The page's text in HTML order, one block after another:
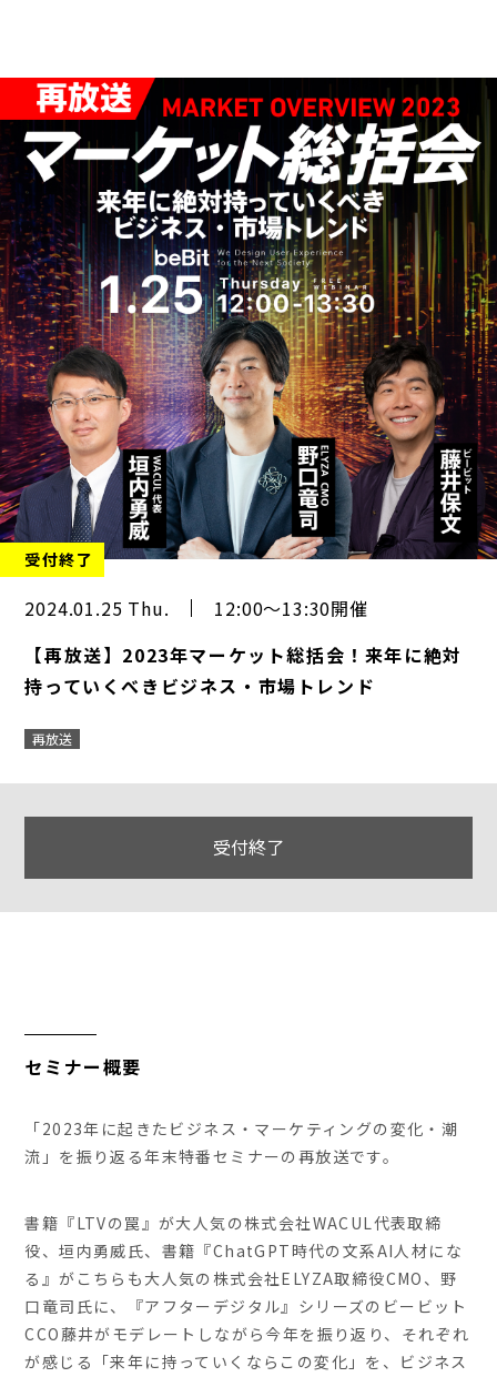
受付終了
2024.01.25 Thu.
12:00～13:30開催
【再放送】2023年マーケット総括会！来年に絶対
持っていくべきビジネス・市場トレンド
再放送
受付終了
セミナー概要
「2023年に起きたビジネス・マーケティングの変化・潮
流」を振り返る年末特番セミナーの再放送です。
書籍『LTVの罠』が大人気の株式会社WACUL代表取締
役、垣内勇威氏、書籍『ChatGPT時代の文系AI人材にな
る』がこちらも大人気の株式会社ELYZA取締役CMO、野
口竜司氏に、『アフターデジタル』シリーズのビービット
CCO藤井がモデレートしながら今年を振り返り、それぞれ
が感じる「来年に持っていくならこの変化」を、ビジネス